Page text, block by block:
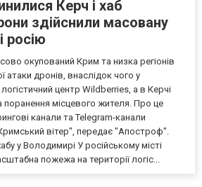
Керч і хаб
здійснили масовану
росію
окупований Крим та низка регіонів
атаки дронів, внаслідок чого у
центр Wildberries, а в Керчі
поранення місцевого жителя. Про це
канали та Telegram-канали
вітер", передає "Апостроф".
у Володимирі У російському місті
пожежа на території логіс...